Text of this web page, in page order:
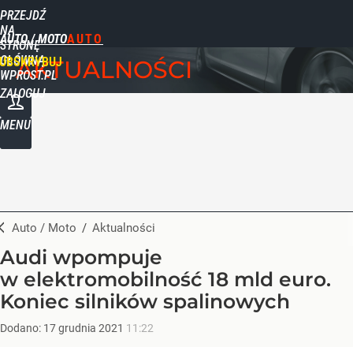
PRZEJDŹ
NA
STRONĘ
GŁÓWNĄ
WPROST.PL
AUTO / MOTO
ZALOGUJ
MENU
AKTUALNOŚCI
Auto / Moto / Aktualności
Audi wpompuje
w elektromobilność 18 mld euro.
Koniec silników spalinowych
Dodano: 17grudnia 2021 11:22